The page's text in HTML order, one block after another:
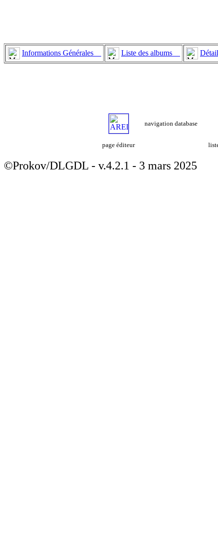
Informations Générales Liste des albums
navigation database
page éditeur
©Prokov/DLGDL - v.4.2.1 - 3 mars 2025